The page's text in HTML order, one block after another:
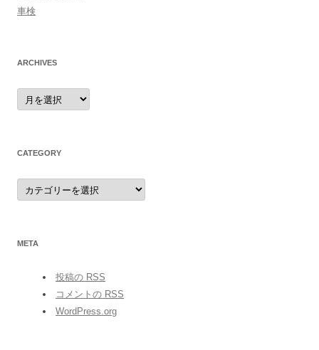
車検
ARCHIVES
archives
CATEGORY
category
META
投稿の RSS
コメントの RSS
WordPress.org